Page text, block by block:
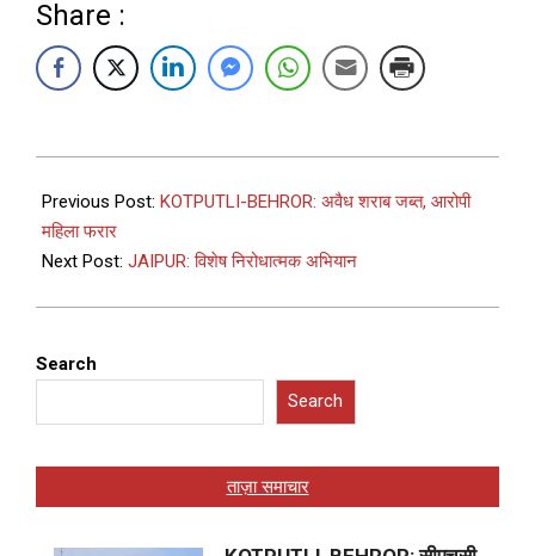
Share :
Previous Post: KOTPUTLI-BEHROR: अवैध शराब जब्त, आरोपी
महिला फरार
Next Post: JAIPUR: विशेष निरोधात्मक अभियान
Search
Search
ताज़ा समाचार